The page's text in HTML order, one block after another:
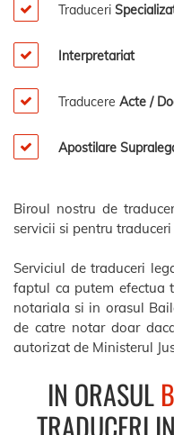
Traduceri
Interpretariat
Traducere Acte /
Apostilare
Biroul nostru de
servicii si pentru traduceri
Serviciul de traduceri
faptul ca putem efectua
notariala si in orasul
de catre notar doar
autorizat de Ministerul
IN ORASUL
TRADUCERI